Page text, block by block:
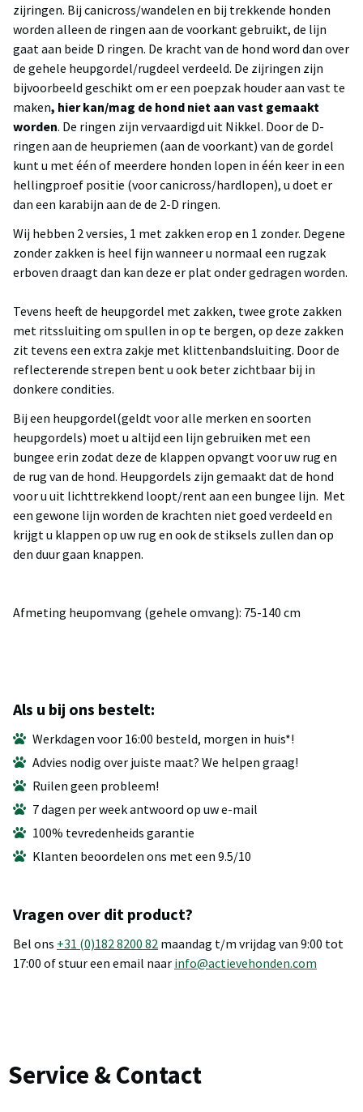
zijringen. Bij canicross/wandelen en bij trekkende honden
worden alleen de ringen aan de voorkant gebruikt, de lijn
gaat aan beide D ringen. De kracht van de hond word dan over
de gehele heupgordel/rugdeel verdeeld. De zijringen zijn
bijvoorbeeld geschikt om er een poepzak houder aan vast te
maken, hier kan/mag de hond niet aan vast gemaakt
worden. De ringen zijn vervaardigd uit Nikkel. Door de D-
ringen aan de heupriemen (aan de voorkant) van de gordel
kunt u met één of meerdere honden lopen in één keer in een
hellingproef positie (voor canicross/hardlopen), u doet er
dan een karabijn aan de de 2-D ringen.
Wij hebben 2 versies, 1 met zakken erop en 1 zonder. Degene
zonder zakken is heel fijn wanneer u normaal een rugzak
erboven draagt dan kan deze er plat onder gedragen worden.
Tevens heeft de heupgordel met zakken, twee grote zakken
met ritssluiting om spullen in op te bergen, op deze zakken
zit tevens een extra zakje met klittenbandsluiting. Door de
reflecterende strepen bent u ook beter zichtbaar bij in
donkere condities.
Bij een heupgordel(geldt voor alle merken en soorten
heupgordels) moet u altijd een lijn gebruiken met een
bungee erin zodat deze de klappen opvangt voor uw rug en
de rug van de hond. Heupgordels zijn gemaakt dat de hond
voor u uit lichttrekkend loopt/rent aan een bungee lijn. Met
een gewone lijn worden de krachten niet goed verdeeld en
krijgt u klappen op uw rug en ook de stiksels zullen dan op
den duur gaan knappen.
Afmeting heupomvang (gehele omvang): 75-140 cm
Als u bij ons bestelt:
Werkdagen voor 16:00 besteld, morgen in huis*!
Advies nodig over juiste maat? We helpen graag!
Ruilen geen probleem!
7 dagen per week antwoord op uw e-mail
100% tevredenheids garantie
Klanten beoordelen ons met een 9.5/10
Vragen over dit product?
Bel ons +31 (0)182 8200 82 maandag t/m vrijdag van 9:00 tot
17:00 of stuur een email naar info@actievehonden.com
Service & Contact